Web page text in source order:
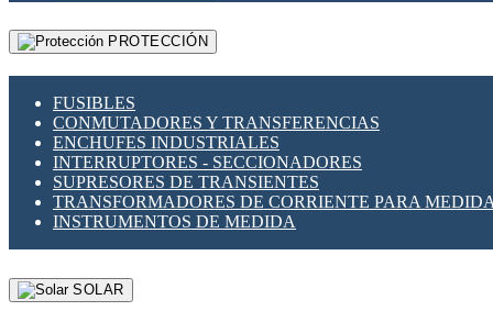
PROTECCIÓN
FUSIBLES
CONMUTADORES Y TRANSFERENCIAS
ENCHUFES INDUSTRIALES
INTERRUPTORES - SECCIONADORES
SUPRESORES DE TRANSIENTES
TRANSFORMADORES DE CORRIENTE PARA
INSTRUMENTOS DE MEDIDA
SOLAR